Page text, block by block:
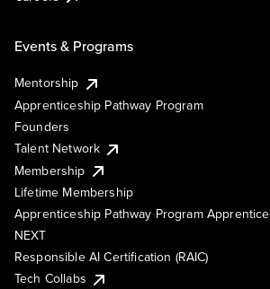
Events & Programs
Mentorship
Apprenticeship Pathway Program
Founders
Talent Network
Membership
Lifetime Membership
Apprenticeship Pathway Program Apprentice
NEXT
Responsible AI Certification (RAIC)
Tech Collabs